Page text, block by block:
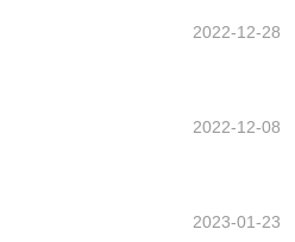
2022-12-28
2022-12-08
2023-01-23